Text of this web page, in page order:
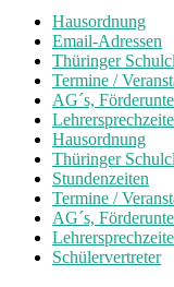
Hausordnung
Email-Adressen
Thüringer
Termine /
AG´s,
Hausordnung
Thüringer
Stundenzeiten
Termine /
AG´s,
Schülervertreter